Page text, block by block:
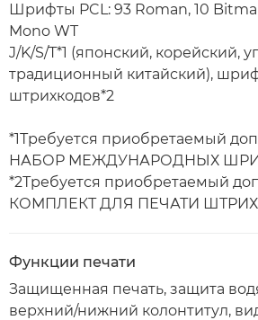
Шрифты PCL: 93 Roman, 10
Mono WT
J/K/S/T*1 (японский, корейский,
традиционный китайский),
штрихкодов*2
*1Требуется приобретаемый
НАБОР МЕЖДУНАРОДНЫХ
*2Требуется приобретаемый
КОМПЛЕКТ ДЛЯ ПЕЧАТИ
Функции печати
Защищенная печать, защита
верхний/нижний колонтитул,